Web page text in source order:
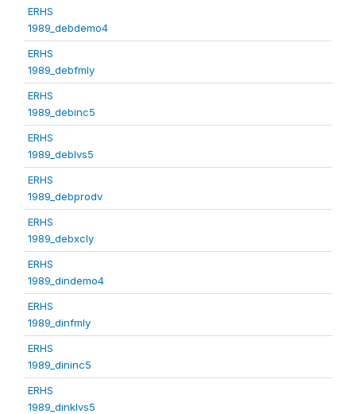
ERHS
1989_debdemo4
ERHS
1989_debfmly
ERHS
1989_debinc5
ERHS
1989_deblvs5
ERHS
1989_debprodv
ERHS
1989_debxcly
ERHS
1989_dindemo4
ERHS
1989_dinfmly
ERHS
1989_dininc5
ERHS
1989_dinklvs5